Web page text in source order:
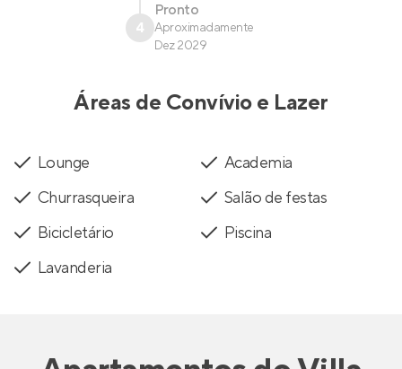
4
Pronto
Aproximadamente
Dez 2029
Áreas de Convívio e Lazer
Lounge
Academia
Churrasqueira
Salão de festas
Bicicletário
Piscina
Lavanderia